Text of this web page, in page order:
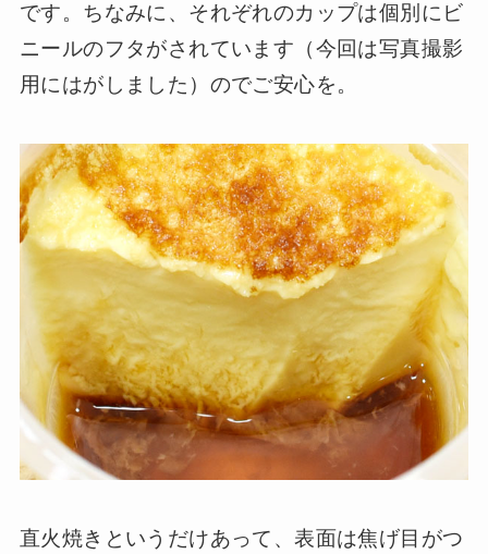
です。ちなみに、それぞれのカップは個別にビ
ニールのフタがされています（今回は写真撮影
用にはがしました）のでご安心を。
直火焼きというだけあって、表面は焦げ目がつ